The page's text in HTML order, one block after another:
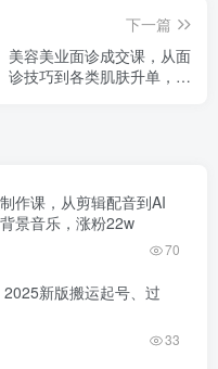
下一篇
美容美业面诊成交课，从面
诊技巧到各类肌肤升单，掌
作课，从剪辑配音到AI
景音乐，涨粉22w
70
新版搬运起号、过
33